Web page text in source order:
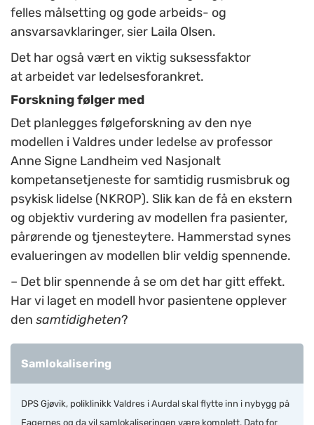
felles målsetting og gode arbeids- og
ansvarsavklaringer, sier Laila Olsen.
Det har også vært en viktig suksessfaktor
at arbeidet var ledelsesforankret.
Forskning følger med
Det planlegges følgeforskning av den nye
modellen i Valdres under ledelse av professor
Anne Signe Landheim ved Nasjonalt
kompetansetjeneste for samtidig rusmisbruk og
psykisk lidelse (NKROP). Slik kan de få en ekstern
og objektiv vurdering av modellen fra pasienter,
pårørende og tjenesteytere. Hammerstad synes
evalueringen av modellen blir veldig spennende.
– Det blir spennende å se om det har gitt effekt.
Har vi laget en modell hvor pasientene opplever
den samtidigheten?
Samlokalisering
DPS Gjøvik, poliklinikk Valdres i Aurdal skal flytte inn i nybygg på
Fagernes og da vil samlokaliseringen være komplett. Dato for